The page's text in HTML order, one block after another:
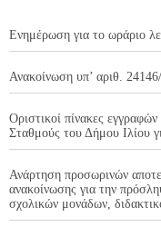
Ενημέρωση για το ωράριο
Ανακοίνωση υπ’ αριθ.
Οριστικοί πίνακες
Σταθμούς του Δήμου Ιλίου
Ανάρτηση προσωρινών
ανακοίνωσης για την
σχολικών μονάδων,